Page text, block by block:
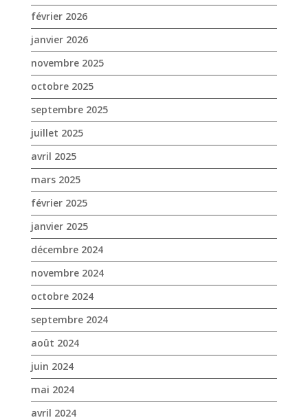
février 2026
janvier 2026
novembre 2025
octobre 2025
septembre 2025
juillet 2025
avril 2025
mars 2025
février 2025
janvier 2025
décembre 2024
novembre 2024
octobre 2024
septembre 2024
août 2024
juin 2024
mai 2024
avril 2024